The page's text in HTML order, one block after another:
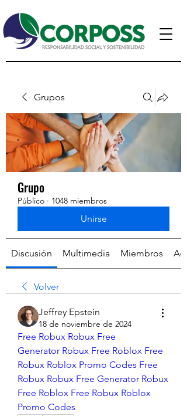
Grupos
Grupo
Público · 1048 miembros
Unirse
Discusión Multimedia Miembros
Volver
Jeffrey Epstein
18 de noviembre de 2024
Free Robux Robux Free
Generator Robux Free Roblox Free
Robux Roblox Promo Codes Free
Robux Robux Free Generator Robux
Free Roblox Free Robux Roblox
Promo Codes